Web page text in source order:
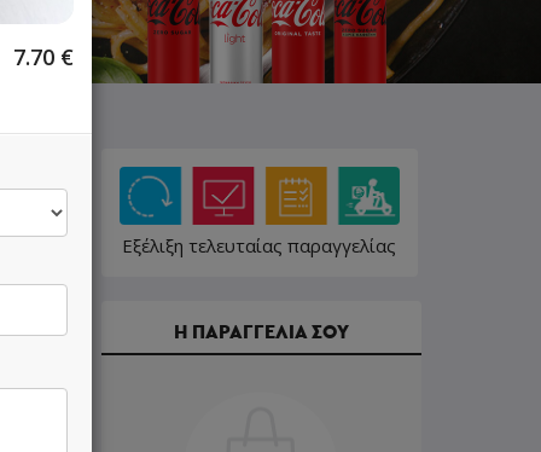
Εξέλιξη τελευταίας παραγγελίας
Η ΠΑΡΑΓΓΕΛΙΑ ΣΟΥ
7.70 €